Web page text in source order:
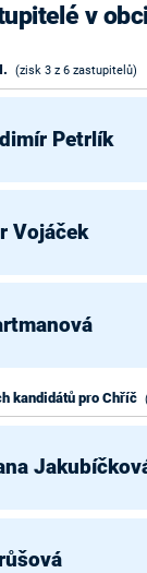
v
(zisk 3 z 6 zastupitelů)
Petrlík
Vojáček
kandidátů pro Chříč